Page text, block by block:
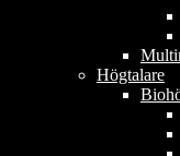
Högtalare